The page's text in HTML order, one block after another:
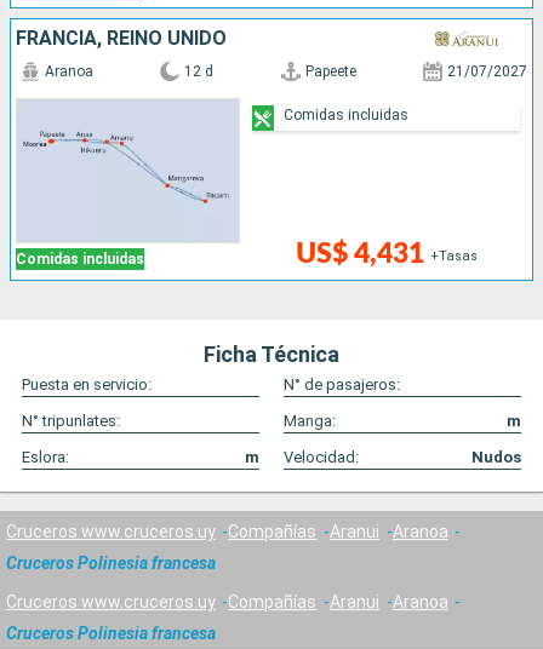
FRANCIA, REINO UNIDO
Comidas incluidas
Aranoa 12 d Papeete 21/07/2027
US$ 4,431 +Tasas
Comidas incluidas
Ficha Técnica
Puesta en servicio:
N° de pasajeros:
N° tripunlates:
Manga:
m
Eslora:
m Velocidad: Nudos
Cruceros www.cruceros.uy Compañías Aranui
Aranoa
Cruceros Polinesia francesa
Cruceros www.cruceros.uy Compañías Aranui
Aranoa
Cruceros Polinesia francesa